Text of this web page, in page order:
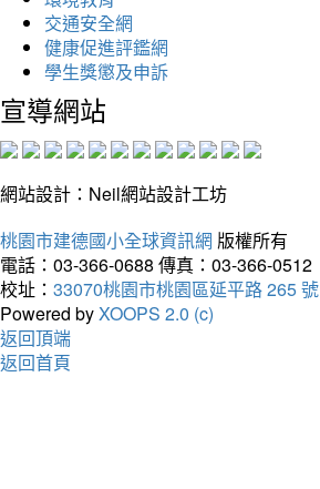
交通安全網
健康促進評鑑網
學生獎懲及申訴
宣導網站
網站設計：Neil網站設計工坊
桃園市建德國小全球資訊網 版權所有
電話：03-366-0688 傳真：03-366-0512
校址： 33070桃園市桃園區延平路 265 號
Powered byXOOPS 2.0 (c)
返回頂端
返回首頁